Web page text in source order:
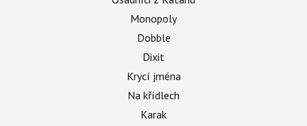
Monopoly
Dobble
Dixit
Krycí jména
Na křídlech
Karak